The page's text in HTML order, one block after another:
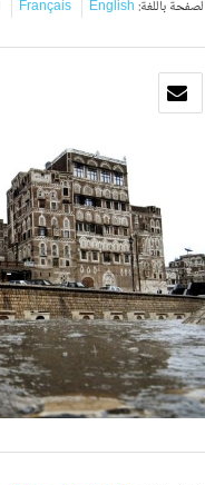
باللغة:English
Français